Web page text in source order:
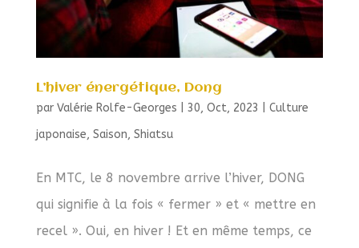
L’hiver énergétique, Dong
par Valérie Rolfe-Georges 30, Oct, 2023
Culture
japonaise, Saison, Shiatsu
En MTC, le 8 novembre arrive l’hiver, DONG
qui signifie à la fois « fermer » et « mettre en
recel ». Oui, en hiver ! Et en même temps, ce